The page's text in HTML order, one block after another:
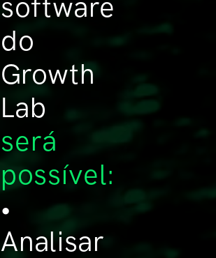
do
Growth
Lab
será
possível:
•
Analisar